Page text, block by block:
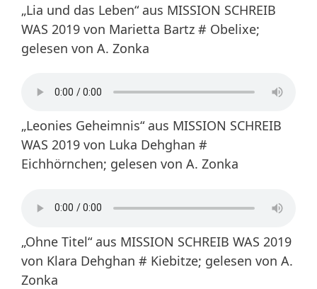
„Lia und das Leben“ aus MISSION SCHREIB
WAS 2019 von Marietta Bartz # Obelixe;
gelesen von A. Zonka
„Leonies Geheimnis“ aus MISSION SCHREIB
WAS 2019 von Luka Dehghan #
Eichhörnchen; gelesen von A. Zonka
„Ohne Titel“ aus MISSION SCHREIB WAS 2019
von Klara Dehghan # Kiebitze; gelesen von A.
Zonka